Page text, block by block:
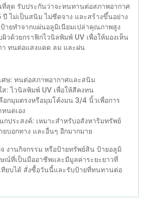
สุด รับประกันว่าจะทนทานต่อสภาพอากาศ
ปี ไม่เป็นสนิม ไม่ซีดจาง และสร้างขึ้นอย่าง
ายทำจากแผ่นอลูมิเนียมเปล่าคุณภาพสูง
วด้วยกราฟิกไวนิลพิมพ์ UV เพื่อให้มองเห็น
า ทนต่อแสงแดด ลม และฝน
ศษ: ทนต่อสภาพอากาศและสนิม
: ไวนิลพิมพ์ UV เพื่อให้สีคงทน
อกมุมตรงหรือมุมโค้งมน 3/4 นิ้วเพื่อการ
นดเอง
กประสงค์: เหมาะสำหรับอสังหาริมทรัพย์
ยบอกทาง และอื่นๆ อีกมากมาย
งานกิจกรรม หรือป้ายทรัพย์สิน ป้ายอลูมิ
ษณ์ที่เป็นมืออาชีพและมีมูลค่าระยะยาวที่
ทียบได้ สั่งซื้อวันนี้และรับป้ายที่ทนทานต่อ